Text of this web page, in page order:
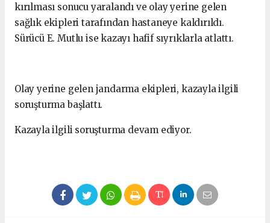
kırılması sonucu yaralandı ve olay yerine gelen
sağlık ekipleri tarafından hastaneye kaldırıldı.
Sürücü E. Mutlu ise kazayı hafif sıyrıklarla atlattı.
Olay yerine gelen jandarma ekipleri, kazayla ilgili
soruşturma başlattı.
Kazayla ilgili soruşturma devam ediyor.